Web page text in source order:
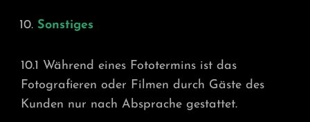
Sonstiges
10.1 Während eines Fototermins ist das
Fotografieren oder Filmen durch Gäste des
Kunden nur nach Absprache gestattet.